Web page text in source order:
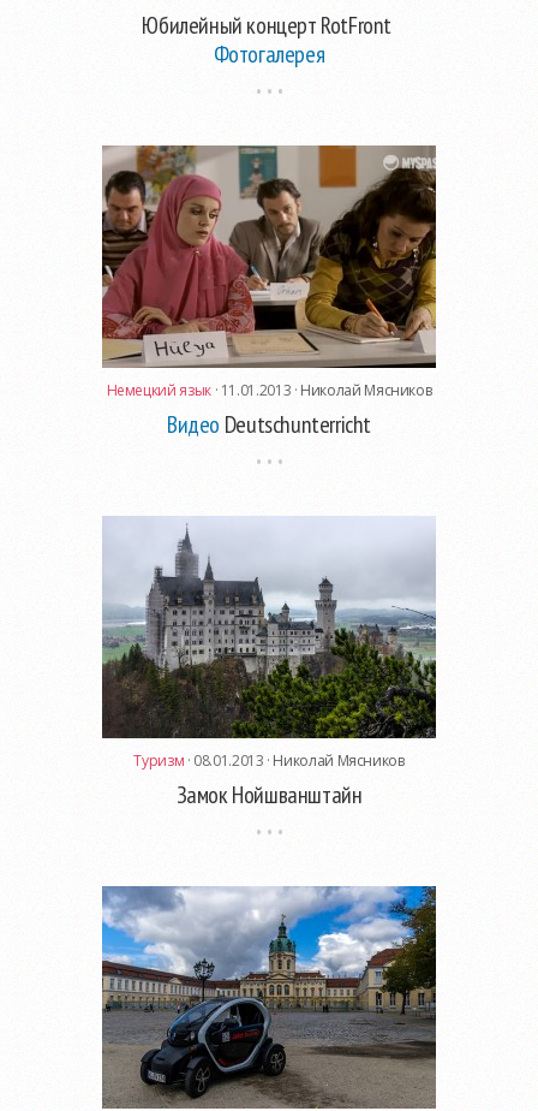
Юбилейный концерт RotFront
Фотогалерея
Немецкий язык· 11.01.2013 ·Николай Мясников
Видео Deutschunterricht
Туризм · 08.01.2013 ·Николай Мясников
Замок Нойшванштайн